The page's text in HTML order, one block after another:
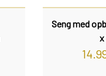
Seng med
x